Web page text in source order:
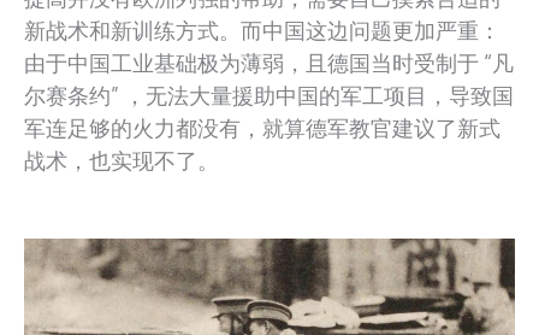
新战术和新训练方式。而中国这边问题更加严重：
由于中国工业基础极为薄弱，且德国当时受制于 “凡
尔赛条约” ，无法大量援助中国的军工项目，导致国
军连足够的火力都没有，就算德军教官建议了新式
战术，也实现不了。